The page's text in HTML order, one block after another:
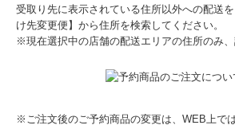
受取り先に表示されている住所以外への配送
け先変更便】から住所を検索してください。
※現在選択中の店舗の配送エリアの住所のみ、
※ご注文後のご予約商品の変更は、WEB上で